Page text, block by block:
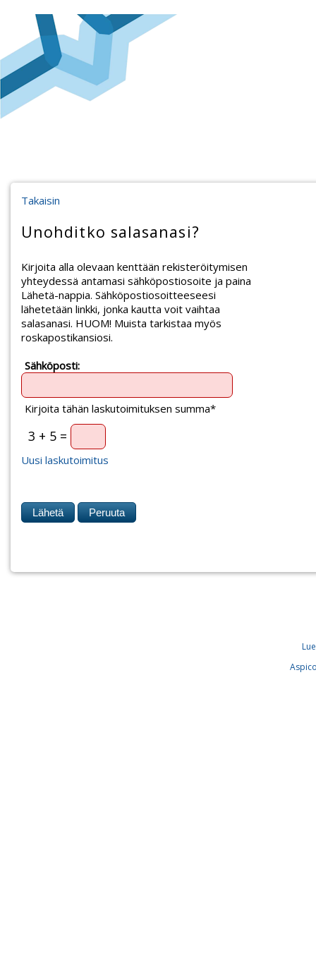
Takaisin
Unohditko salasanasi?
Kirjoita alla olevaan kenttään rekisteröitymisen
yhteydessä antamasi sähköpostiosoite ja paina
Lähetä-nappia. Sähköpostiosoitteeseesi
lähetetään linkki, jonka kautta voit vaihtaa
salasanasi. HUOM! Muista tarkistaa myös
roskapostikansiosi.
Sähköposti:
Kirjoita tähän laskutoimituksen summa*
3 + 5 =
Uusi laskutoimitus